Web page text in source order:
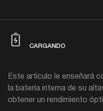
CARGANDO
Este artículo le enseñará
la batería interna de su
obtener un rendimiento